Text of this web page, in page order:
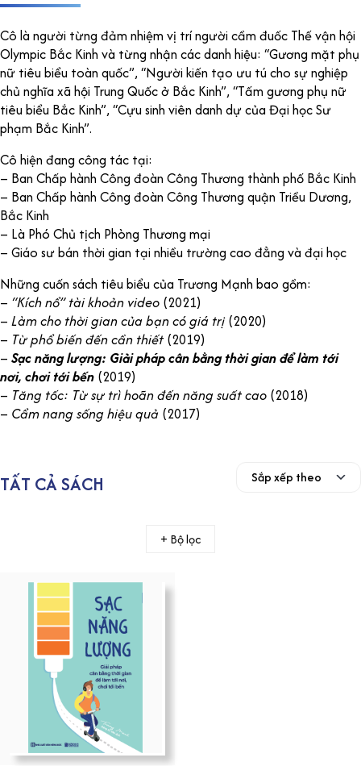
Cô là người từng đảm nhiệm vị trí người cầm đuốc Thế vận hội
Olympic Bắc Kinh và từng nhận các danh hiệu: “Gương mặt phụ
nữ tiêu biểu toàn quốc”, “Người kiến tạo ưu tú cho sự nghiệp
chủ nghĩa xã hội Trung Quốc ở Bắc Kinh”, “Tấm gương phụ nữ
tiêu biểu Bắc Kinh”, “Cựu sinh viên danh dự của Đại học Sư
phạm Bắc Kinh”.
Cô hiện đang công tác tại:
– Ban Chấp hành Công đoàn Công Thương thành phố Bắc Kinh
– Ban Chấp hành Công đoàn Công Thương quận Triều Dương,
Bắc Kinh
– Là Phó Chủ tịch Phòng Thương mại
– Giáo sư bán thời gian tại nhiều trường cao đẳng và đại học
Những cuốn sách tiêu biểu của Trương Mạnh bao gồm:
– “Kích nổ” tài khoản video (2021)
– Làm cho thời gian của bạn có giá trị(2020)
– Từ phổ biến đến cần thiết (2019)
– Sạc năng lượng: Giải pháp cân bằng thời gian để làm tới
nơi, chơi tới bến (2019)
– Tăng tốc: Từ sự trì hoãn đến năng suất cao (2018)
– Cẩm nang sống hiệu quả (2017)
TẤT CẢ SÁCH
+ Bộ lọc